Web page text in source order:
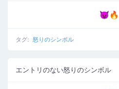
👿🔥
タグ: 怒りのシンボル
エントリのない怒りのシンボル